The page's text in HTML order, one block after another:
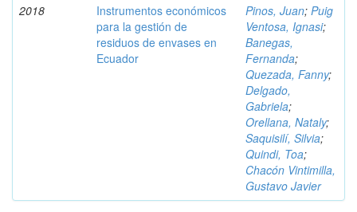
2018
Instrumentos económicos
para la gestión de
residuos de envases en
Ecuador
Pinos, Juan; Puig
Ventosa, Ignasi;
Banegas,
Fernanda;
Quezada, Fanny;
Delgado,
Gabriela;
Orellana, Nataly;
Saquisilí, Silvia;
Quindi, Toa;
Chacón Vintimilla,
Gustavo Javier